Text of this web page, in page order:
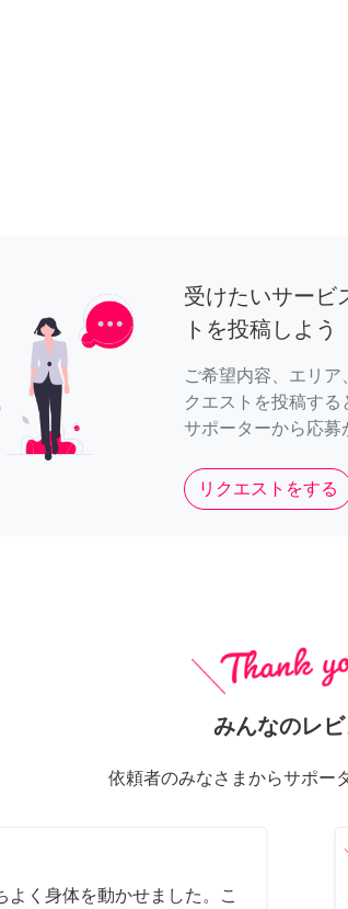
受けたいサービ
トを投稿しよう
ご希望内容、エリ
クエストを投稿す
サポーターから応募
リクエストをする
みんなのレ
依頼者のみなさまからサポー
く身体を動かせました。こ